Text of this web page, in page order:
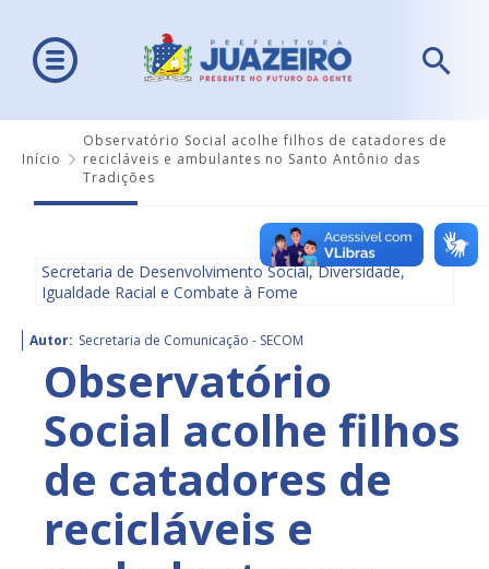
Início
Observatório Social acolhe filhos de catadores de
recicláveis e ambulantes no Santo Antônio das
Tradições
Secretaria de Desenvolvimento Social, Diversidade,
Igualdade Racial e Combate à Fome
Autor: Secretaria de Comunicação - SECOM
Observatório
Social acolhe filhos
de catadores de
recicláveis e